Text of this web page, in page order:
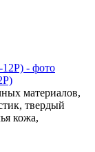
материалов,
твердый
кожа,